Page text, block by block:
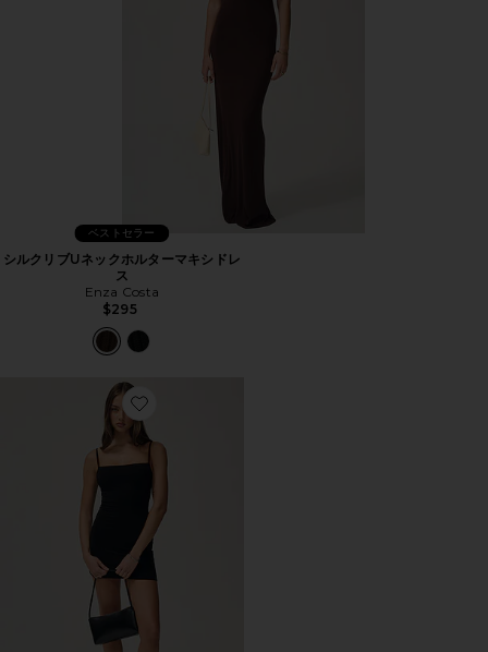
ベストセラー
シルクリブUネックホルターマキシドレ
ス
Enza Costa
$295
Favorite 90年代風タンクトップミニドレス